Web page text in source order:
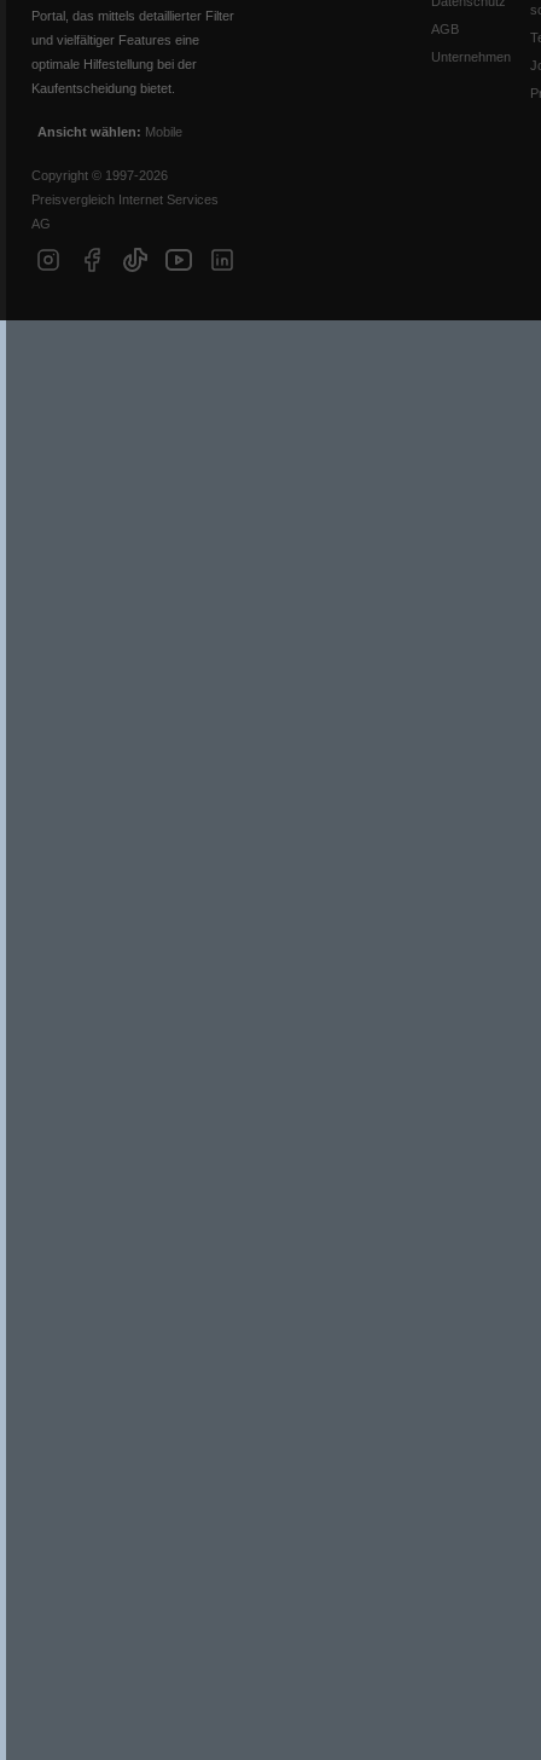
Portal, das mittels detaillierter Filter
und vielfältiger Features eine
optimale Hilfestellung bei der
Kaufentscheidung bietet.
Ansicht wählen: Mobile
Copyright © 1997-2026
Preisvergleich Internet Services
AG
AGB
Unternehmen